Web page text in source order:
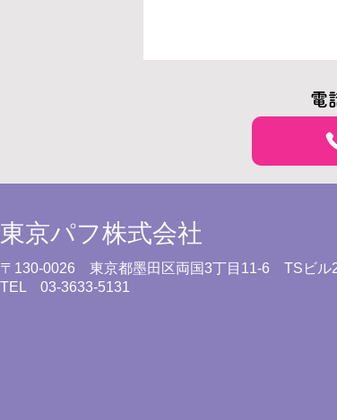
電
東京パフ株式会社
〒130-0026 東京都墨田区両国3丁目11-6 TSビル
TEL 03-3633-5131